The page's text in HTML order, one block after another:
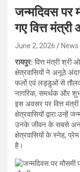
जन्मदिवस पर
गए वित्त
June 2, 2026
रायपुर:वित्त मंत्री
क्षेत्रवासियों ने अनूठे
फलों एवं लड्डुओं से
नागरिक, समर्थक और
इस अवसर पर वित्त
क्षेत्रवासियों द्वारा उन्हें
उनके जीवन के सबसे
क्षेत्रवासियों के स्नेह,
है।